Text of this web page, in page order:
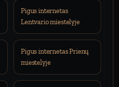
Pigus internetas
Lentvario miestelyje
Pigus internetas Prienų
miestelyje